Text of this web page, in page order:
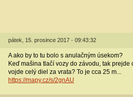
pátek, 15. prosince 2017 - 09:43:32
A ako by to tu bolo s anulačným úsekom?
Keď mašina tlačí vozy do závodu, tak
vojde celý diel za vrata? To je cca 25 m...
https://mapy.cz/s/2gnAU